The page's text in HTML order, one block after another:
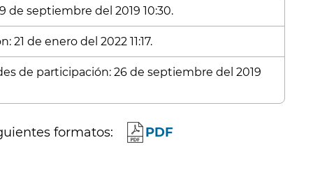
de septiembre del 2019 10:30.
de enero del 2022 11:17.
de participación: 26 de septiembre del 2019
formatos: PDF